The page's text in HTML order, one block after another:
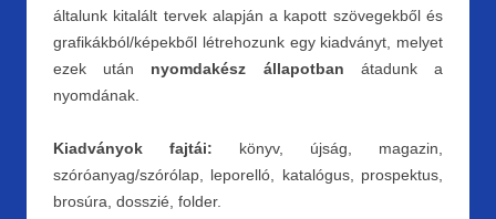
általunk kitalált tervek alapján a kapott szövegekből és
grafikákból/képekből létrehozunk egy kiadványt, melyet
ezek után nyomdakész állapotban átadunk a
nyomdának.
Kiadványok fajtái: könyv, újság, magazin,
szóróanyag/szórólap, leporelló, katalógus, prospektus,
brosúra, dosszié, folder.